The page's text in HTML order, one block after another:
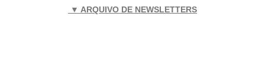
▼ ARQUIVO DE NEWSLETTERS